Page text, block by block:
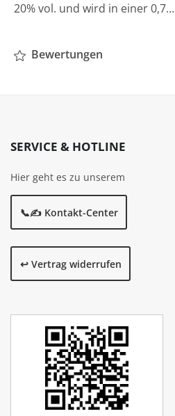
20% vol. und wird in einer 0,7…
Bewertungen
SERVICE & HOTLINE
Hier geht es zu unserem
📞✍️ Kontakt-Center
↩️ Vertrag widerrufen